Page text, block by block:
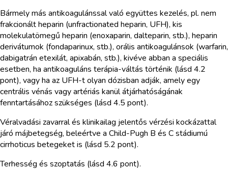
Bármely más antikoagulánssal való együttes kezelés, pl. nem
frakcionált heparin (unfractionated heparin, UFH), kis
molekulatömegű heparin (enoxaparin, dalteparin, stb.), heparin
derivátumok (fondaparinux, stb.), orális antikoagulánsok (warfarin,
dabigatrán etexilát, apixabán, stb.), kivéve abban a speciális
esetben, ha antikoaguláns terápia-váltás történik (lásd 4.2
pont), vagy ha az UFH-t olyan dózisban adják, amely egy
centrális vénás vagy artériás kanül átjárhatóságának
fenntartásához szükséges (lásd 4.5 pont).
Véralvadási zavarral és klinikailag jelentős vérzési kockázattal
járó májbetegség, beleértve a Child-Pugh B és C stádiumú
cirrhoticus betegeket is (lásd 5.2 pont).
Terhesség és szoptatás (lásd 4.6 pont).